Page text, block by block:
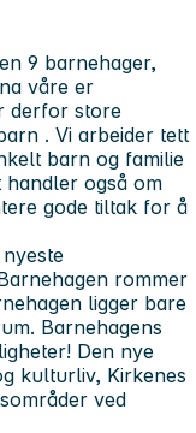
9 barnehager,
våre er
derfor store
. Vi arbeider tett
barn og familie
handler også om
gode tiltak for å
rommer
ligger bare
Barnehagens
Den nye
kulturliv, Kirkenes
ved